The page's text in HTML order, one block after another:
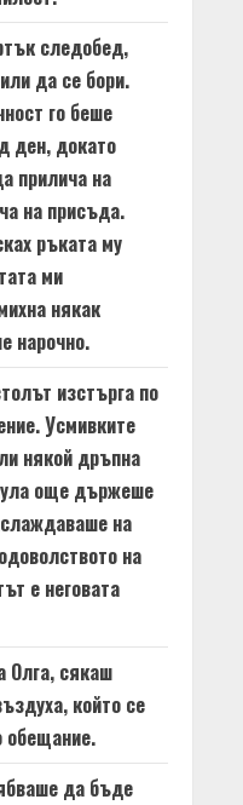
следобед,
да се бори.
го беше
ден, докато
прилича на
на присъда.
ръката му
ми
някак
нарочно.
изстърга по
Усмивките
някой дръпна
още държеше
на
на
е неговата
Олга, сякаш
който се
обещание.
да бъде